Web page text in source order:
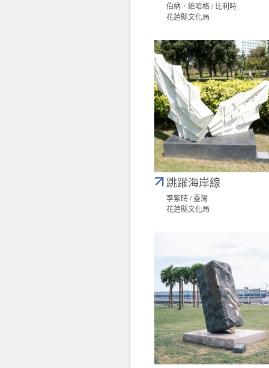
伯納．維哈格 / 比利時
花蓮縣文化局
跳躍海岸線
李紫晴 / 臺灣
花蓮縣文化局